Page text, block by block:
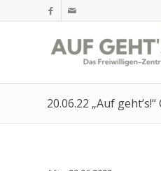
20.06.22 „Auf